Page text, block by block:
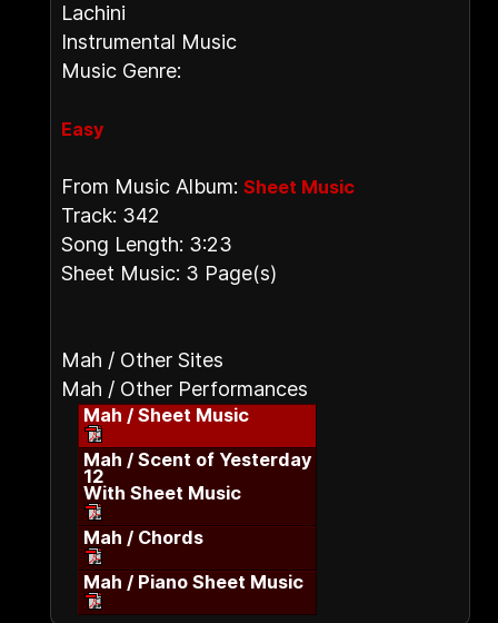
Lachini
Instrumental Music
Music Genre:
Easy
From Music Album: Sheet Music
Track: 342
Song Length: 3:23
Sheet Music: 3 Page(s)
Mah / Other Sites
Mah / Other Performances
Mah / Sheet Music
Mah / Scent of Yesterday
12
With Sheet Music
Mah / Chords
Mah / Piano Sheet Music